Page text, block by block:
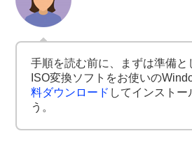
手順を読む前に、まずは準備と
ISO変換ソフトをお使いの
料ダウンロード してインストー
う。